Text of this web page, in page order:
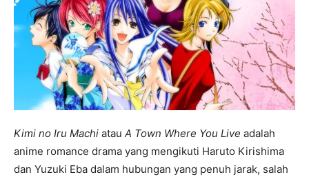
Kimi no Iru Machi atau A Town Where You Live adalah
anime romance drama yang mengikuti Haruto Kirishima
dan Yuzuki Eba dalam hubungan yang penuh jarak, salah